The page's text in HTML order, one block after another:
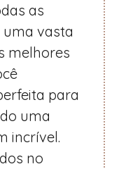
as
uma vasta
melhores
para
uma
incrível.
no